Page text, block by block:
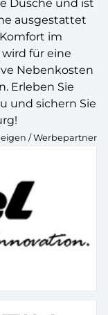
Dusche und ist
ausgestattet
im
für eine
Nebenkosten
Erleben Sie
und sichern Sie
/ Werbepartner